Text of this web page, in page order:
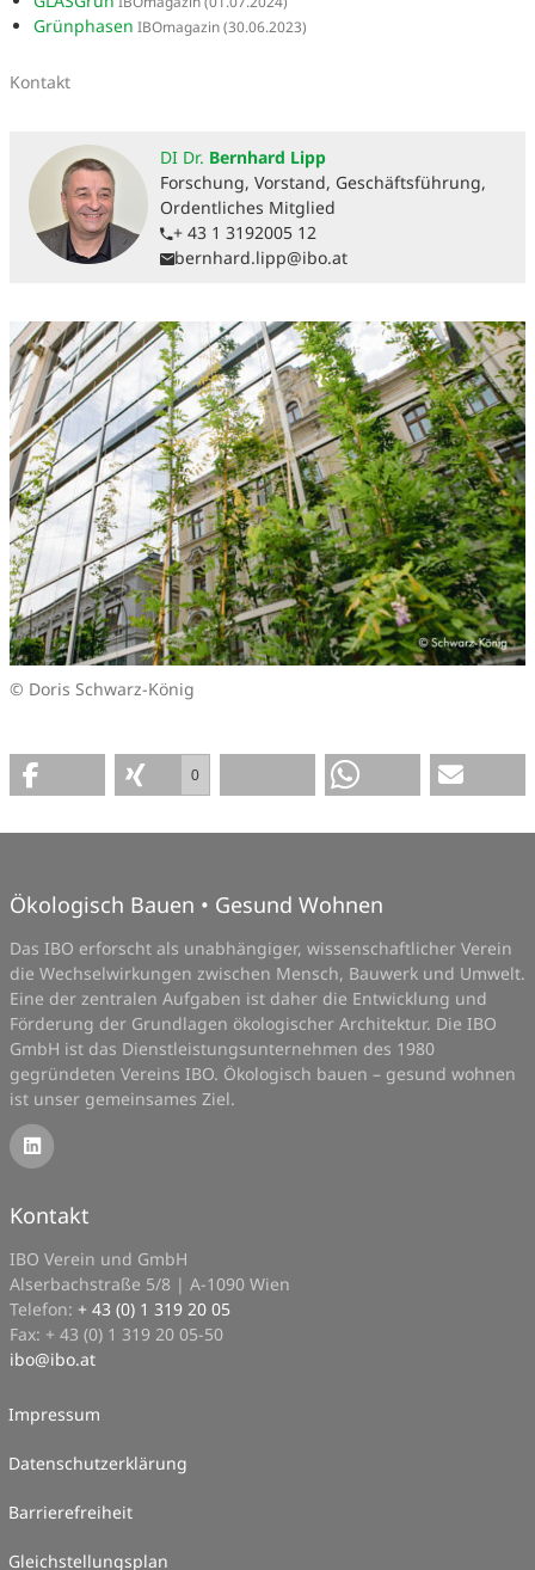
Grünphasen IBOmagazin(30.06.2023)
Kontakt
DI Dr. Bernhard Lipp
Forschung, Vorstand, Geschäftsführung,
Ordentliches Mitglied
+ 43 1 3192005 12
bernhard.lipp@ibo.at
© Doris Schwarz-König
0
Ökologisch Bauen • Gesund Wohnen
Das IBO erforscht als unabhängiger, wissenschaftlicher Verein
die Wechselwirkungen zwischen Mensch, Bauwerk und Umwelt.
Eine der zentralen Aufgaben ist daher die Entwicklung und
Förderung der Grundlagen ökologischer Architektur. Die IBO
GmbH ist das Dienstleistungsunternehmen des 1980
gegründeten Vereins IBO. Ökologisch bauen – gesund wohnen
ist unser gemeinsames Ziel.
Kontakt
IBO Verein und GmbH
Alserbachstraße 5/8 | A-1090 Wien
Telefon: + 43 (0) 1 319 20 05
Fax: + 43 (0) 1 319 20 05-50
ibo@ibo.at
Impressum
Datenschutzerklärung
Barrierefreiheit
Gleichstellungsplan